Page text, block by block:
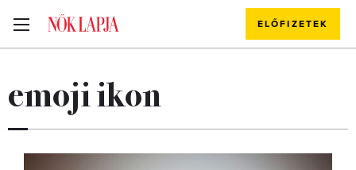
ELŐFIZETEK
emoji ikon